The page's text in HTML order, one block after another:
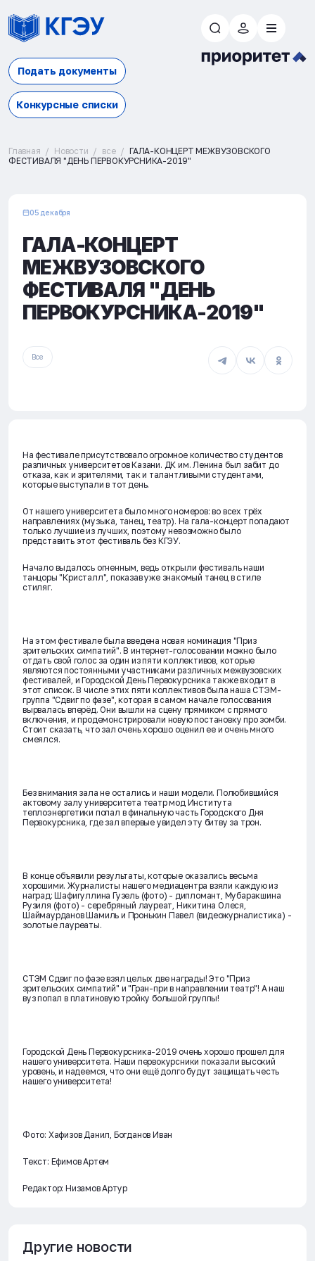
Подать документы
Конкурсные списки
Главная Новости все
ГАЛА-КОНЦЕРТ МЕЖВУЗОВСКОГО
ФЕСТИВАЛЯ "ДЕНЬ ПЕРВОКУРСНИКА-2019"
05 декабря
ГАЛА-КОНЦЕРТ
МЕЖВУЗОВСКОГО
ФЕСТИВАЛЯ "ДЕНЬ
ПЕРВОКУРСНИКА-2019"
Все
На фестивале присутствовало огромное количество студентов
различных университетов Казани. ДК им. Ленина был забит до
отказа, как и зрителями, так и талантливыми студентами,
которые выступали в тот день.
От нашего университета было много номеров: во всех трёх
направлениях (музыка, танец, театр). На гала-концерт попадают
только лучшие из лучших, поэтому невозможно было
представить этот фестиваль без КГЭУ.
Начало выдалось огненным, ведь открыли фестиваль наши
танцоры "Кристалл", показав уже знакомый танец в стиле
стиляг.
На этом фестивале была введена новая номинация "Приз
зрительских симпатий". В интернет-голосовании можно было
отдать свой голос за один из пяти коллективов, которые
являются постоянными участниками различных межвузовских
фестивалей, и Городской День Первокурсника также входит в
этот список. В числе этих пяти коллективов была наша СТЭМ-
группа "Сдвиг по фазе", которая в самом начале голосования
вырвалась вперёд. Они вышли на сцену прямиком с прямого
включения, и продемонстрировали новую постановку про зомби.
Стоит сказать, что зал очень хорошо оценил ее и очень много
смеялся.
Без внимания зала не остались и наши модели. Полюбившийся
актовому залу университета театр мод Института
теплоэнергетики попал в финальную часть Городского Дня
Первокурсника, где зал впервые увидел эту битву за трон.
В конце объявили результаты, которые оказались весьма
хорошими. Журналисты нашего медиацентра взяли каждую из
наград: Шафигуллина Гузель (фото) - дипломант, Мубаракшина
Рузиля (фото) - серебряный лауреат, Никитина Олеся,
Шаймаурданов Шамиль и Пронькин Павел (видеожурналистика) -
золотые лауреаты.
СТЭМ Сдвиг по фазе взял целых две награды! Это "Приз
зрительских симпатий" и "Гран-при в направлении театр"! А наш
вуз попал в платиновую тройку большой группы!
Городской День Первокурсника-2019 очень хорошо прошел для
нашего университета. Наши первокурсники показали высокий
уровень, и надеемся, что они ещё долго будут защищать честь
нашего университета!
Фото: Хафизов Данил, Богданов Иван
Текст: Ефимов Артем
Редактор: Низамов Артур
Другие новости